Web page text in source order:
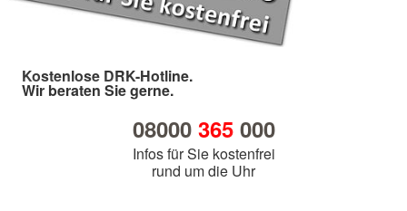
Kostenlose DRK-Hotline.
Wir beraten Sie gerne.
08000 365000
Infos für Sie kostenfrei
rund um die Uhr